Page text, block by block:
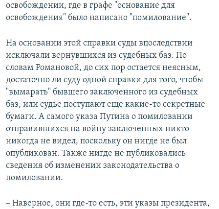
освобождении, где в графе "основание для
освобождения" было написано "помилование".
На основании этой справки суды впоследствии
исключали вернувшихся из судебных баз. По
словам Романовой, до сих пор остается неясным,
достаточно ли суду одной справки для того, чтобы
"вымарать" бывшего заключенного из судебных
баз, или судье поступают еще какие-то секретные
бумаги. А самого указа Путина о помиловании
отправившихся на войну заключенных никто
никогда не видел, поскольку он нигде не был
опубликован. Также нигде не публиковались
сведения об изменении законодательства о
помиловании.
– Наверное, они где-то есть, эти указы президента,